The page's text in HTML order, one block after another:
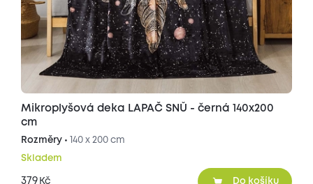
Mikroplyšová deka LAPAČ SNŮ - černá 140x200
cm
Rozměry • 140 x 200 cm
Skladem
379 Kč Do košíku